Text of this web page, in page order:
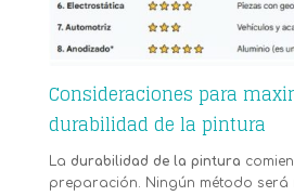
Consideraciones para
durabilidad de la pintura
La durabilidad de la pintura
preparación. Ningún método será